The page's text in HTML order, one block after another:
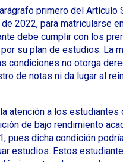
primero del Artículo
2022, para matricularse
debe cumplir con los
su plan de estudios. La
condiciones no otorga
de notas ni da lugar al
atención a los estudiantes
de bajo rendimiento
pues dicha condición
estudios. Estos